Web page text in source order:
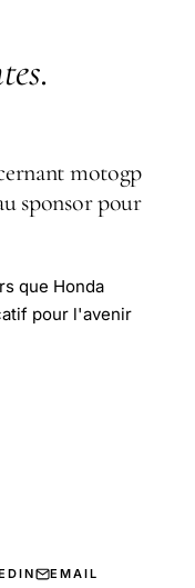
.
motogp
sponsor pour
que Honda
pour l'avenir
EMAIL